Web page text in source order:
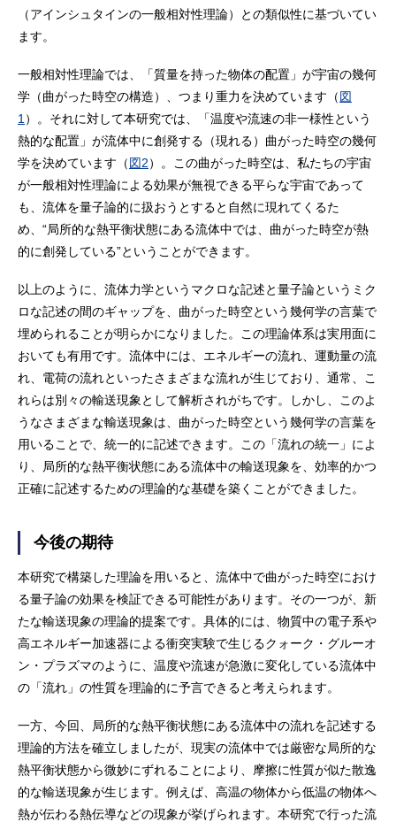
（アインシュタインの一般相対性理論）との類似性に基づいてい
ます。
一般相対性理論では、「質量を持った物体の配置」が宇宙の幾何
学（曲がった時空の構造）、つまり重力を決めています（図
1 ）。それに対して本研究では、「温度や流速の非一様性という
熱的な配置」が流体中に創発する（現れる）曲がった時空の幾何
学を決めています（図2）。この曲がった時空は、私たちの宇宙
が一般相対性理論による効果が無視できる平らな宇宙であって
も、流体を量子論的に扱おうとすると自然に現れてくるた
め、“局所的な熱平衡状態にある流体中では、曲がった時空が熱
的に創発している”ということができます。
以上のように、流体力学というマクロな記述と量子論というミク
ロな記述の間のギャップを、曲がった時空という幾何学の言葉で
埋められることが明らかになりました。この理論体系は実用面に
おいても有用です。流体中には、エネルギーの流れ、運動量の流
れ、電荷の流れといったさまざまな流れが生じており、通常、こ
れらは別々の輸送現象として解析されがちです。しかし、このよ
うなさまざまな輸送現象は、曲がった時空という幾何学の言葉を
用いることで、統一的に記述できます。この「流れの統一」によ
り、局所的な熱平衡状態にある流体中の輸送現象を、効率的かつ
正確に記述するための理論的な基礎を築くことができました。
今後の期待
本研究で構築した理論を用いると、流体中で曲がった時空におけ
る量子論の効果を検証できる可能性があります。その一つが、新
たな輸送現象の理論的提案です。具体的には、物質中の電子系や
高エネルギー加速器による衝突実験で生じるクォーク・グルーオ
ン・プラズマのように、温度や流速が急激に変化している流体中
の「流れ」の性質を理論的に予言できると考えられます。
一方、今回、局所的な熱平衡状態にある流体中の流れを記述する
理論的方法を確立しましたが、現実の流体中では厳密な局所的な
熱平衡状態から微妙にずれることにより、摩擦に性質が似た散逸
的な輸送現象が生じます。例えば、高温の物体から低温の物体へ
熱が伝わる熱伝導などの現象が挙げられます。本研究で行った流